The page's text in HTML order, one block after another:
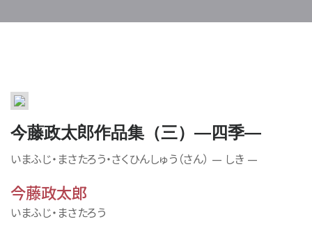
今藤政太郎作品集（三）—四季—
いまふじ・まさたろう・さくひんしゅう（さん） — しき —
今藤政太郎
いまふじ・まさたろう